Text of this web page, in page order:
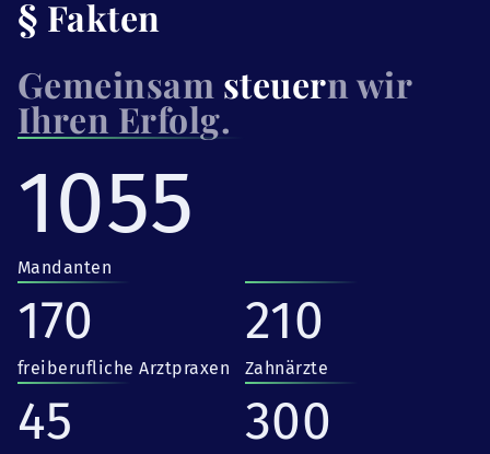
§ Fakten
Gemeinsam steuern wir
Ihren Erfolg.
1055
Mandanten
170
freiberufliche Arztpraxen
210
Zahnärzte
45 300